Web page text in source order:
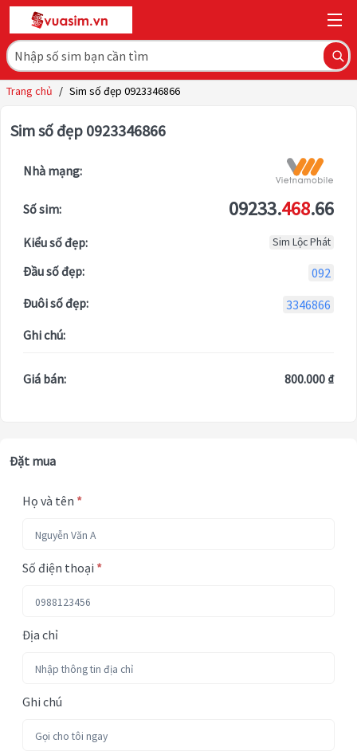
Trang chủ / Sim số đẹp 0923346866
Sim số đẹp 0923346866
Nhà mạng:
Số sim: 09233.468.66
Kiểu số đẹp: Sim Lộc Phát
Đầu số đẹp:
092
Đuôi số đẹp:
3346866
Ghi chú:
Giá bán: 800.000 ₫
Đặt mua
Họ và tên *
Số điện thoại *
Địa chỉ
Ghi chú